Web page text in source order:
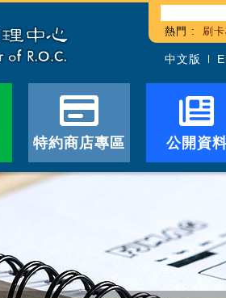
熱門 : 刷
中文版
特約商店專區 公開資